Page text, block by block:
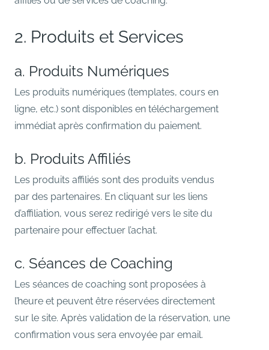
2. Produits et Services
a. Produits Numériques
Les produits numériques (templates, cours en
ligne, etc.) sont disponibles en téléchargement
immédiat après confirmation du paiement.
b. Produits Affiliés
Les produits affiliés sont des produits vendus
par des partenaires. En cliquant sur les liens
d’affiliation, vous serez redirigé vers le site du
partenaire pour effectuer l’achat.
c. Séances de Coaching
Les séances de coaching sont proposées à
l’heure et peuvent être réservées directement
sur le site. Après validation de la réservation, une
confirmation vous sera envoyée par email.